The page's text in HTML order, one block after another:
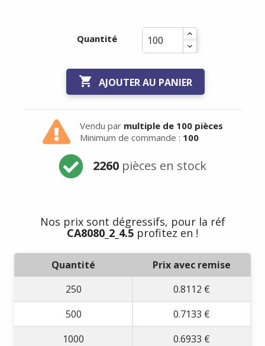
Quantité
 AJOUTER AU PANIER
Vendu par multiple de 100 pièces
Minimum de commande : 100
2260 pièces en stock
Nos prix sont dégressifs, pour la réf
CA8080_2_4.5 profitez en !
Quantité
Prix avec remise
250
0.8112 €
500
0.7133 €
1000
0.6933 €